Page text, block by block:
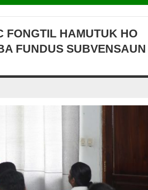
FONGTIL HAMUTUK HO
FUNDUS SUBVENSAUN